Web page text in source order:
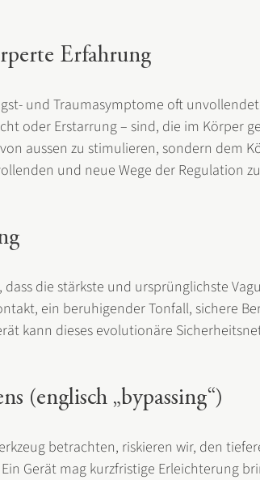
Erfahrung
und Traumasymptome oft
oder Erstarrung – sind, die im Körper
aussen zu stimulieren, sondern dem
und neue Wege der Regulation
die stärkste und ursprünglichste
ein beruhigender Tonfall, sichere
kann dieses evolutionäre
(englisch „bypassing“)
betrachten, riskieren wir, den
Gerät mag kurzfristige Erleichterung